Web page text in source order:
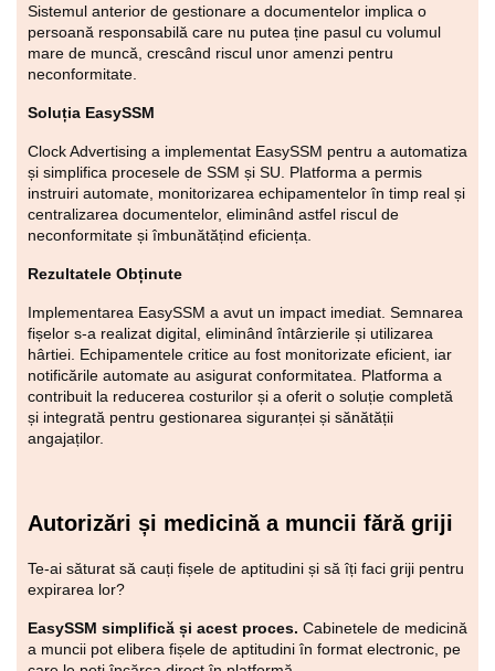
Sistemul anterior de gestionare a documentelor implica o
persoană responsabilă care nu putea ține pasul cu volumul
mare de muncă, crescând riscul unor amenzi pentru
neconformitate.
Soluția EasySSM
Clock Advertising a implementat EasySSM pentru a automatiza
și simplifica procesele de SSM și SU. Platforma a permis
instruiri automate, monitorizarea echipamentelor în timp real și
centralizarea documentelor, eliminând astfel riscul de
neconformitate și îmbunătățind eficiența.
Rezultatele Obținute
Implementarea EasySSM a avut un impact imediat. Semnarea
fișelor s-a realizat digital, eliminând întârzierile și utilizarea
hârtiei. Echipamentele critice au fost monitorizate eficient, iar
notificările automate au asigurat conformitatea. Platforma a
contribuit la reducerea costurilor și a oferit o soluție completă
și integrată pentru gestionarea siguranței și sănătății
angajaților.
Autorizări și medicină a muncii fără griji
Te-ai săturat să cauți fișele de aptitudini și să îți faci griji pentru
expirarea lor?
EasySSM simplifică și acest proces. Cabinetele de medicină
a muncii pot elibera fișele de aptitudini în format electronic, pe